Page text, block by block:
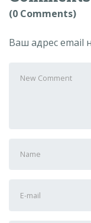
(0 Comments)
Ваш адрес email
comment
and
mail